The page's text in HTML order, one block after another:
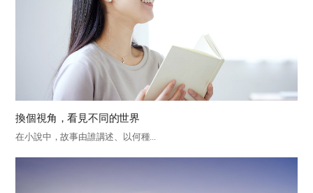
換個視角，看見不同的世界
在小說中，故事由誰講述、以何種...